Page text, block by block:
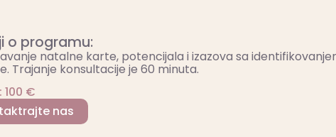
o programu:
natalne karte, potencijala i izazova sa
Trajanje konsultacije je 60 minuta.
100 €
nas